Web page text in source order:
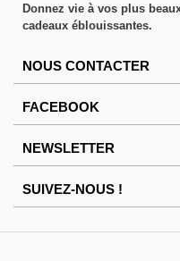
Donnez vie à vos plus
cadeaux éblouissantes.
NOUS CONTACTER
FACEBOOK
NEWSLETTER
SUIVEZ-NOUS !